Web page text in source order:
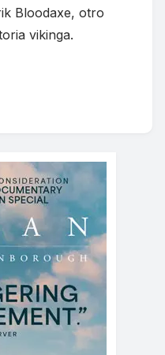
Bloodaxe, otro
vikinga.